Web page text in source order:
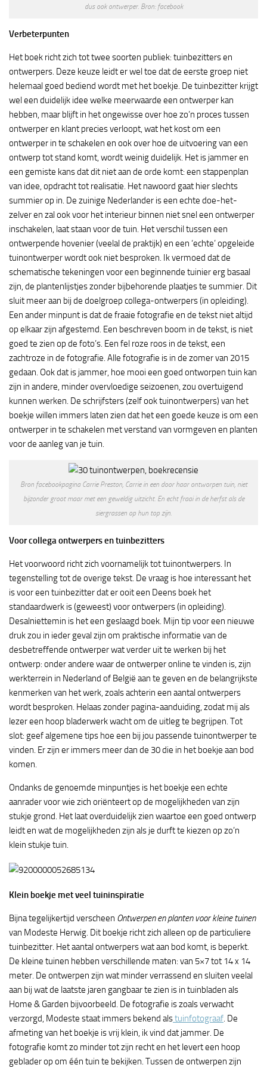
dus ook ontwerper. Bron: facebook
Verbeterpunten
Het boek richt zich tot twee soorten publiek: tuinbezitters en
ontwerpers. Deze keuze leidt er wel toe dat de eerste groep niet
helemaal goed bediend wordt met het boekje. De tuinbezitter krijgt
wel een duidelijk idee welke meerwaarde een ontwerper kan
hebben, maar blijft in het ongewisse over hoe zo’n proces tussen
ontwerper en klant precies verloopt, wat het kost om een
ontwerper in te schakelen en ook over hoe de uitvoering van een
ontwerp tot stand komt, wordt weinig duidelijk. Het is jammer en
een gemiste kans dat dit niet aan de orde komt: een stappenplan
van idee, opdracht tot realisatie. Het nawoord gaat hier slechts
summier op in. De zuinige Nederlander is een echte doe-het-
zelver en zal ook voor het interieur binnen niet snel een ontwerper
inschakelen, laat staan voor de tuin. Het verschil tussen een
ontwerpende hovenier (veelal de praktijk) en een ‘echte’ opgeleide
tuinontwerper wordt ook niet besproken. Ik vermoed dat de
schematische tekeningen voor een beginnende tuinier erg basaal
zijn, de plantenlijstjes zonder bijbehorende plaatjes te summier. Dit
sluit meer aan bij de doelgroep collega-ontwerpers (in opleiding).
Een ander minpunt is dat de fraaie fotografie en de tekst niet altijd
op elkaar zijn afgestemd. Een beschreven boom in de tekst, is niet
goed te zien op de foto’s. Een fel roze roos in de tekst, een
zachtroze in de fotografie. Alle fotografie is in de zomer van 2015
gedaan. Ook dat is jammer, hoe mooi een goed ontworpen tuin kan
zijn in andere, minder overvloedige seizoenen, zou overtuigend
kunnen werken. De schrijfsters (zelf ook tuinontwerpers) van het
boekje willen immers laten zien dat het een goede keuze is om een
ontwerper in te schakelen met verstand van vormgeven en planten
voor de aanleg van je tuin.
Bron facebookpagina Carrie Preston, Carrie in een door haar ontworpen tuin, niet
bijzonder groot maar met een geweldig uitzicht. En echt fraai in de herfst als de
siergrassen op hun top zijn.
Voor collega ontwerpers en tuinbezitters
Het voorwoord richt zich voornamelijk tot tuinontwerpers. In
tegenstelling tot de overige tekst. De vraag is hoe interessant het
is voor een tuinbezitter dat er ooit een Deens boek het
standaardwerk is (geweest) voor ontwerpers (in opleiding).
Desalniettemin is het een geslaagd boek. Mijn tip voor een nieuwe
druk zou in ieder geval zijn om praktische informatie van de
desbetreffende ontwerper wat verder uit te werken bij het
ontwerp: onder andere waar de ontwerper online te vinden is, zijn
werkterrein in Nederland of België aan te geven en de belangrijkste
kenmerken van het werk, zoals achterin een aantal ontwerpers
wordt besproken. Helaas zonder pagina-aanduiding, zodat mij als
lezer een hoop bladerwerk wacht om de uitleg te begrijpen. Tot
slot: geef algemene tips hoe een bij jou passende tuinontwerper te
vinden. Er zijn er immers meer dan de 30 die in het boekje aan bod
komen.
Ondanks de genoemde minpuntjes is het boekje een echte
aanrader voor wie zich oriënteert op de mogelijkheden van zijn
stukje grond. Het laat overduidelijk zien waartoe een goed ontwerp
leidt en wat de mogelijkheden zijn als je durft te kiezen op zo’n
klein stukje tuin.
Klein boekje met veel tuininspiratie
Bijna tegelijkertijd verscheen Ontwerpen en planten voor kleine tuinen
van Modeste Herwig. Dit boekje richt zich alleen op de particuliere
tuinbezitter. Het aantal ontwerpers wat aan bod komt, is beperkt.
De kleine tuinen hebben verschillende maten: van 5×7 tot 14 x 14
meter. De ontwerpen zijn wat minder verrassend en sluiten veelal
aan bij wat de laatste jaren gangbaar te zien is in tuinbladen als
Home & Garden bijvoorbeeld. De fotografie is zoals verwacht
verzorgd, Modeste staat immers bekend alstuinfotograaf. De
afmeting van het boekje is vrij klein, ik vind dat jammer. De
fotografie komt zo minder tot zijn recht en het levert een hoop
geblader op om één tuin te bekijken. Tussen de ontwerpen zijn